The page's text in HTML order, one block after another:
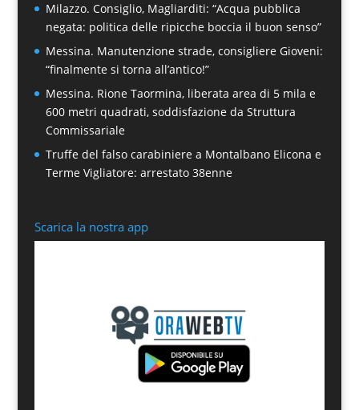
Milazzo. Consiglio, Magliarditi: “Acqua pubblica
negata: politica delle ripicche boccia il buon senso”
Messina. Manutenzione strade, consigliere Gioveni:
“finalmente si torna all’antico!”
Messina. Rione Taormina, liberata area di 5 mila e
600 metri quadrati, soddisfazione da Struttura
Commissariale
Truffe del falso carabiniere a Montalbano Elicona e
Terme Vigliatore: arrestato 38enne
Scarica la nostra app